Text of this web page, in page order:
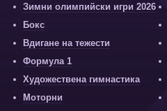
Зимни олимпийски игри 2026
Бокс
Вдигане на тежести
Формула 1
Художествена гимнастика
Моторни